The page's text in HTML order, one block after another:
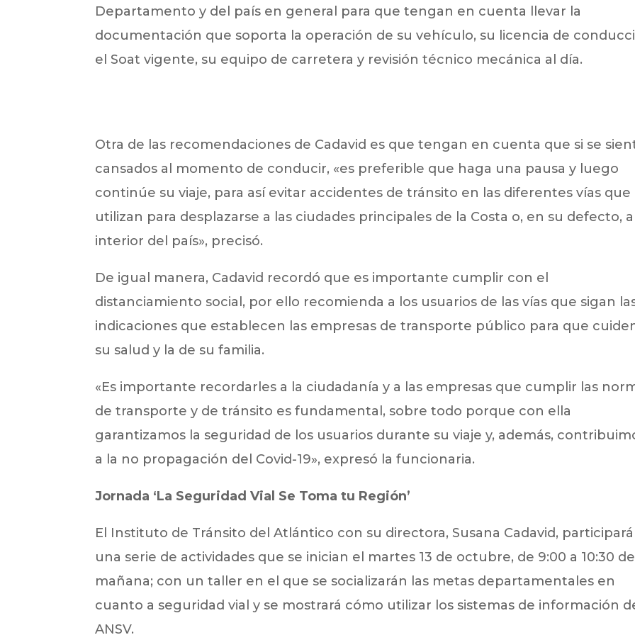
Departamento y del país en general para que tengan en cuenta llevar la
documentación que soporta la operación de su vehículo, su licencia de
el Soat vigente, su equipo de carretera y revisión técnico mecánica al día.
Otra de las recomendaciones de Cadavid es que tengan en cuenta que si se
cansados al momento de conducir, «es preferible que haga una pausa y luego
continúe su viaje, para así evitar accidentes de tránsito en las diferentes vías que
utilizan para desplazarse a las ciudades principales de la Costa o, en su defecto, al
interior del país», precisó.
De igual manera, Cadavid recordó que es importante cumplir con el
distanciamiento social, por ello recomienda a los usuarios de las vías que sigan
indicaciones que establecen las empresas de transporte público para que
su salud y la de su familia.
«Es importante recordarles a la ciudadanía y a las empresas que cumplir las
de transporte y de tránsito es fundamental, sobre todo porque con ella
garantizamos la seguridad de los usuarios durante su viaje y, además,
a la no propagación del Covid-19», expresó la funcionaria.
Jornada ‘La Seguridad Vial Se Toma tu Región’
El Instituto de Tránsito del Atlántico con su directora, Susana Cadavid,
una serie de actividades que se inician el martes 13 de octubre, de 9:00 a 10:30
mañana; con un taller en el que se socializarán las metas departamentales en
cuanto a seguridad vial y se mostrará cómo utilizar los sistemas de información
ANSV.